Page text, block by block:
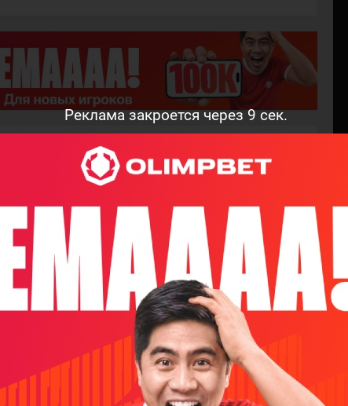
Реклама закроется через8сек.
кто оставит комментарий!
НАПИСАТЬ